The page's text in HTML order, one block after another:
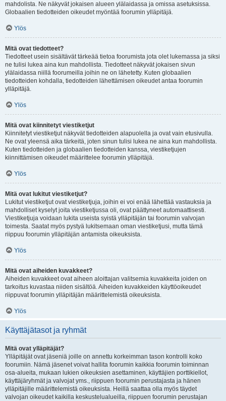
mahdolista. Ne näkyvät jokaisen alueen ylälaidassa ja omissa asetuksissa.
Globaalien tiedotteiden oikeudet myöntää foorumin ylläpitäjä.
Ylös
Mitä ovat tiedotteet?
Tiedotteet usein sisältävät tärkeää tietoa foorumista jota olet lukemassa ja siksi
ne tulisi lukea aina kun mahdollista. Tiedotteet näkyvät jokaisen sivun
ylälaidassa niillä foorumeilla joihin ne on lähetetty. Kuten globaalien
tiedotteiden kohdalla, tiedotteiden lähettämisen oikeudet antaa foorumin
ylläpitäjä.
Ylös
Mitä ovat kiinnitetyt viestiketjut
Kiinnitetyt viestiketjut näkyvät tiedotteiden alapuolella ja ovat vain etusivulla.
Ne ovat yleensä aika tärkeitä, joten sinun tulisi lukea ne aina kun mahdollista.
Kuten tiedotteiden ja globaalien tiedotteiden kanssa, viestiketjujen
kiinnittämisen oikeudet määrittelee foorumin ylläpitäjä.
Ylös
Mitä ovat lukitut viestiketjut?
Lukitut viestiketjut ovat viestiketjuja, joihin ei voi enää lähettää vastauksia ja
mahdolliset kyselyt joita viestiketjussa oli, ovat päättyneet automaattisesti.
Viestiketjuja voidaan lukita useista syistä ylläpitäjän tai foorumin valvojan
toimesta. Saatat myös pystyä lukitsemaan oman viestiketjusi, mutta tämä
riippuu foorumin ylläpitäjän antamista oikeuksista.
Ylös
Mitä ovat aiheiden kuvakkeet?
Aiheiden kuvakkeet ovat aiheen aloittajan valitsemia kuvakkeita joiden on
tarkoitus kuvastaa niiden sisältöä. Aiheiden kuvakkeiden käyttöoikeudet
riippuvat foorumin ylläpitäjän määrittelemistä oikeuksista.
Ylös
Käyttäjätasot ja ryhmät
Mitä ovat ylläpitäjät?
Ylläpitäjät ovat jäseniä joille on annettu korkeimman tason kontrolli koko
foorumiin. Nämä jäsenet voivat hallita foorumin kaikkia foorumin toiminnan
osa-alueita, mukaan lukien oikeuksien asettaminen, käyttäjien porttikiellot,
käyttäjäryhmät ja valvojat yms., riippuen foorumin perustajasta ja hänen
ylläpitäjille määrittelemistä oikeuksista. Heillä saattaa olla myös täydet
valvojan oikeudet kaikilla keskustelualueilla, riippuen foorumin perustajan